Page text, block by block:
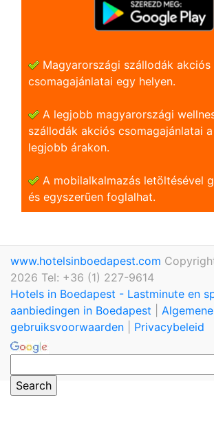
Magyarországi szállodák akciós
csomagajánlatai egy helyen.
A legjobb magyarországi
szállodák akciós csomagajánlatai a
legjobb árakon.
A mobilalkalmazás letöltésével
és egyszerũen foglalhat.
www.hotelsinboedapest.com
2026 Tel: +36 (1) 227-9614
Hotels in Boedapest - Lastminute en
aanbiedingen in Boedapest
Algemene
gebruiksvoorwaarden
Privacybeleid